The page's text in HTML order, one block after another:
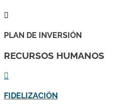

PLAN DE INVERSIÓN
RECURSOS HUMANOS

FIDELIZACIÓN